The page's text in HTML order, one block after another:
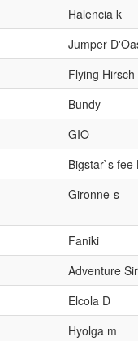
Halencia k
Jumper
Flying Hirsch
Bundy
GIO
Bigstar`s fee
Gironne-s
Faniki
Adventure
Elcola D
Hyolga m